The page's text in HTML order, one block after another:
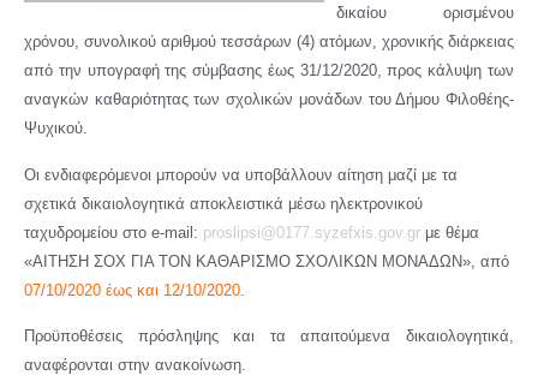
δικαίου ορισμένου
χρόνου, συνολικού αριθμού τεσσάρων (4) ατόμων, χρονικής διάρκειας
από την υπογραφή της σύμβασης έως 31/12/2020, προς κάλυψη των
αναγκών καθαριότητας των σχολικών μονάδων του Δήμου Φιλοθέης-
Ψυχικού.
Οι ενδιαφερόμενοι μπορούν να υποβάλλουν αίτηση μαζί με τα
σχετικά δικαιολογητικά αποκλειστικά μέσω ηλεκτρονικού
ταχυδρομείου στο e-mail: proslipsi@0177.syzefxis.gov.gr με θέμα
«ΑΙΤΗΣΗ ΣΟΧ ΓΙΑ ΤΟΝ ΚΑΘΑΡΙΣΜΟ ΣΧΟΛΙΚΩΝ ΜΟΝΑΔΩΝ», από
07/10/2020 έως και 12/10/2020
Προϋποθέσεις πρόσληψης και τα απαιτούμενα δικαιολογητικά,
αναφέρονται στην ανακοίνωση.